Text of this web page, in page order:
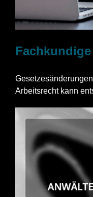
Arbeitsrecht kann